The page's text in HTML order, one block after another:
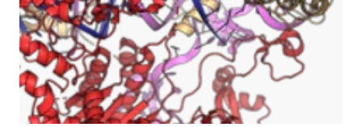
한적이었으나, 기술이 진..